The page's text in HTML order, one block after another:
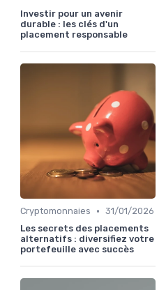
Investir pour un avenir
durable : les clés d'un
placement responsable
Cryptomonnaies • 31/01/2026
Les secrets des placements
alternatifs : diversifiez votre
portefeuille avec succès